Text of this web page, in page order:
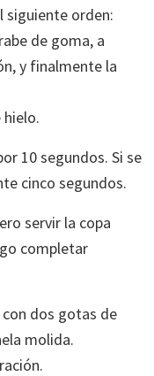
siguiente orden:
de goma, a
y finalmente la
hielo.
10 segundos. Si se
cinco segundos.
servir la copa
completar
dos gotas de
molida.